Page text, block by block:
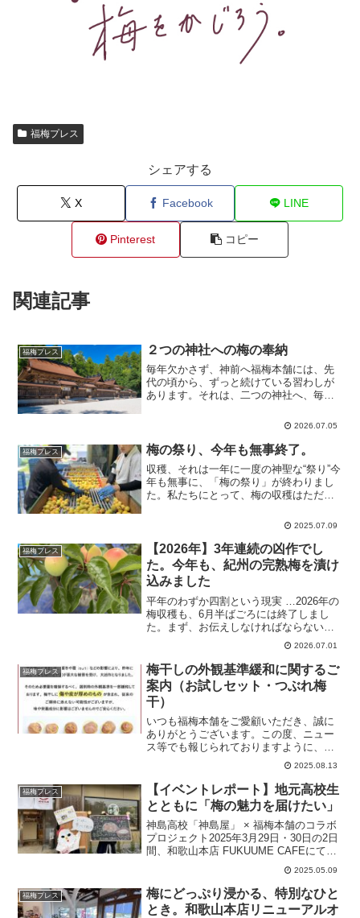
福梅プレス
シェアする
X Facebook LINE
Pinterest コピー
関連記事
福梅プレス ２つの神社への梅の奉納
毎年欠かさず、神前へ福梅本舗には、先
代の頃から、ずっと続けている習わしが
あります。それは、二つの神社へ、毎年
地元・紀州が誇る熊野本宮大社。そして
つから始まったのか、正直...
2026.07.05
福梅プレス 梅の祭り、今年も無事終了。
収穫、それは一年に一度の神聖な“祭り”今
年も無事に、「梅の祭り」が終わりまし
た。私たちにとって、梅の収穫はただの
けて自然と向き合い、命の恵みをいただ
の収穫を“祭り”...
2025.07.09
福梅プレス
【2026年】3年連続の凶作でし
た。今年も、紀州の完熟梅を漬け
込みました
平年のわずか四割という現実 …2026年の
梅収穫も、6月半ばごろには終了しまし
た。まず、お伝えしなければならないこ
とがあります。今年もまた、凶作でし
た。これで三年連続です。紀南全体で、
収穫量は平年のわずか4割ほど。近年でも
記憶にないほど、厳...
2026.07.01
福梅プレス
梅干しの外観基準緩和に関するご
案内（お試しセット・つぶれ梅
干）
いつも福梅本舗をご愛顧いただき、誠に
ありがとうございます。この度、ニュー
ス等でも報じられておりますように、和
歌山県では暖冬や度重なる雹（ひょう）
の影響により、昨年に続き今年も梅の花
や実が甚大な被害を受け、近年にない大
凶作となりました。それで...
2025.08.13
福梅プレス
【イベントレポート】地元高校生
とともに「梅の魅力を届けたい」
神島高校「神島屋」 × 福梅本舗のコラボ
プロジェクト2025年3月29日・30日の2日
間、和歌山本店 FUKUUME CAFEにて、
福梅本舗と地元・神島高校の生徒たちに
よるコラボメニュー販売を開催しまし
た。この取り組みは、梅干しの魅力をも
っ...
2025.05.09
福梅プレス
梅にどっぷり浸かる、特別なひと
とき。和歌山本店リニューアルオ